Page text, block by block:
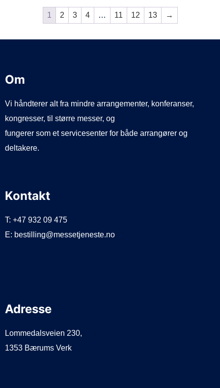
1 2 3 4 … 11 12 13 →
Om
Vi håndterer alt fra mindre arrangementer, konferanser,
kongresser, til større messer, og
fungerer som et servicesenter for både arrangører og
deltakere.
Kontakt
T: +47 932 09 475
E: bestilling@messetjeneste.no
Adresse
Lommedalsveien 230,
1353 Bærums Verk